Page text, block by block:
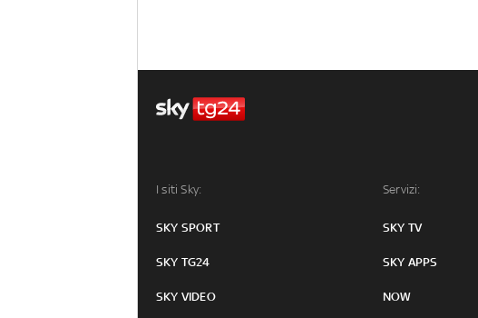
I siti Sky:
SKY SPORT
SKY TG24
SKY VIDEO
Servizi:
SKY TV
SKY APPS
NOW